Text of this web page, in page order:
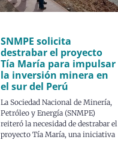
SNMPE solicita
destrabar el proyecto
Tía María para impulsar
la inversión minera en
el sur del Perú
La Sociedad Nacional de Minería,
Petróleo y Energía (SNMPE)
reiteró la necesidad de destrabar el
proyecto Tía María, una iniciativa